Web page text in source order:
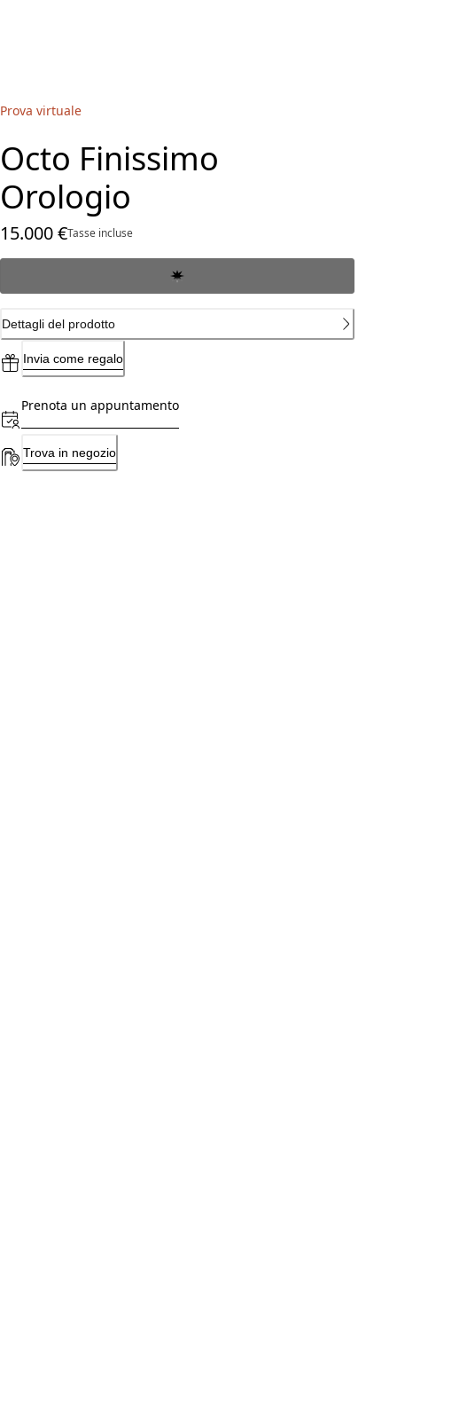
Prova virtuale
Octo Finissimo
Orologio
15.000 €prezzo attuale 15.000 €
Tasse incluse
Dettagli del prodotto
Invia come regalo
Prenota un appuntamento
Trova in negozio